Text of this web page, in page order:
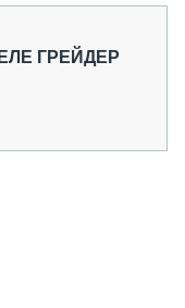
ГРЕЙДЕР